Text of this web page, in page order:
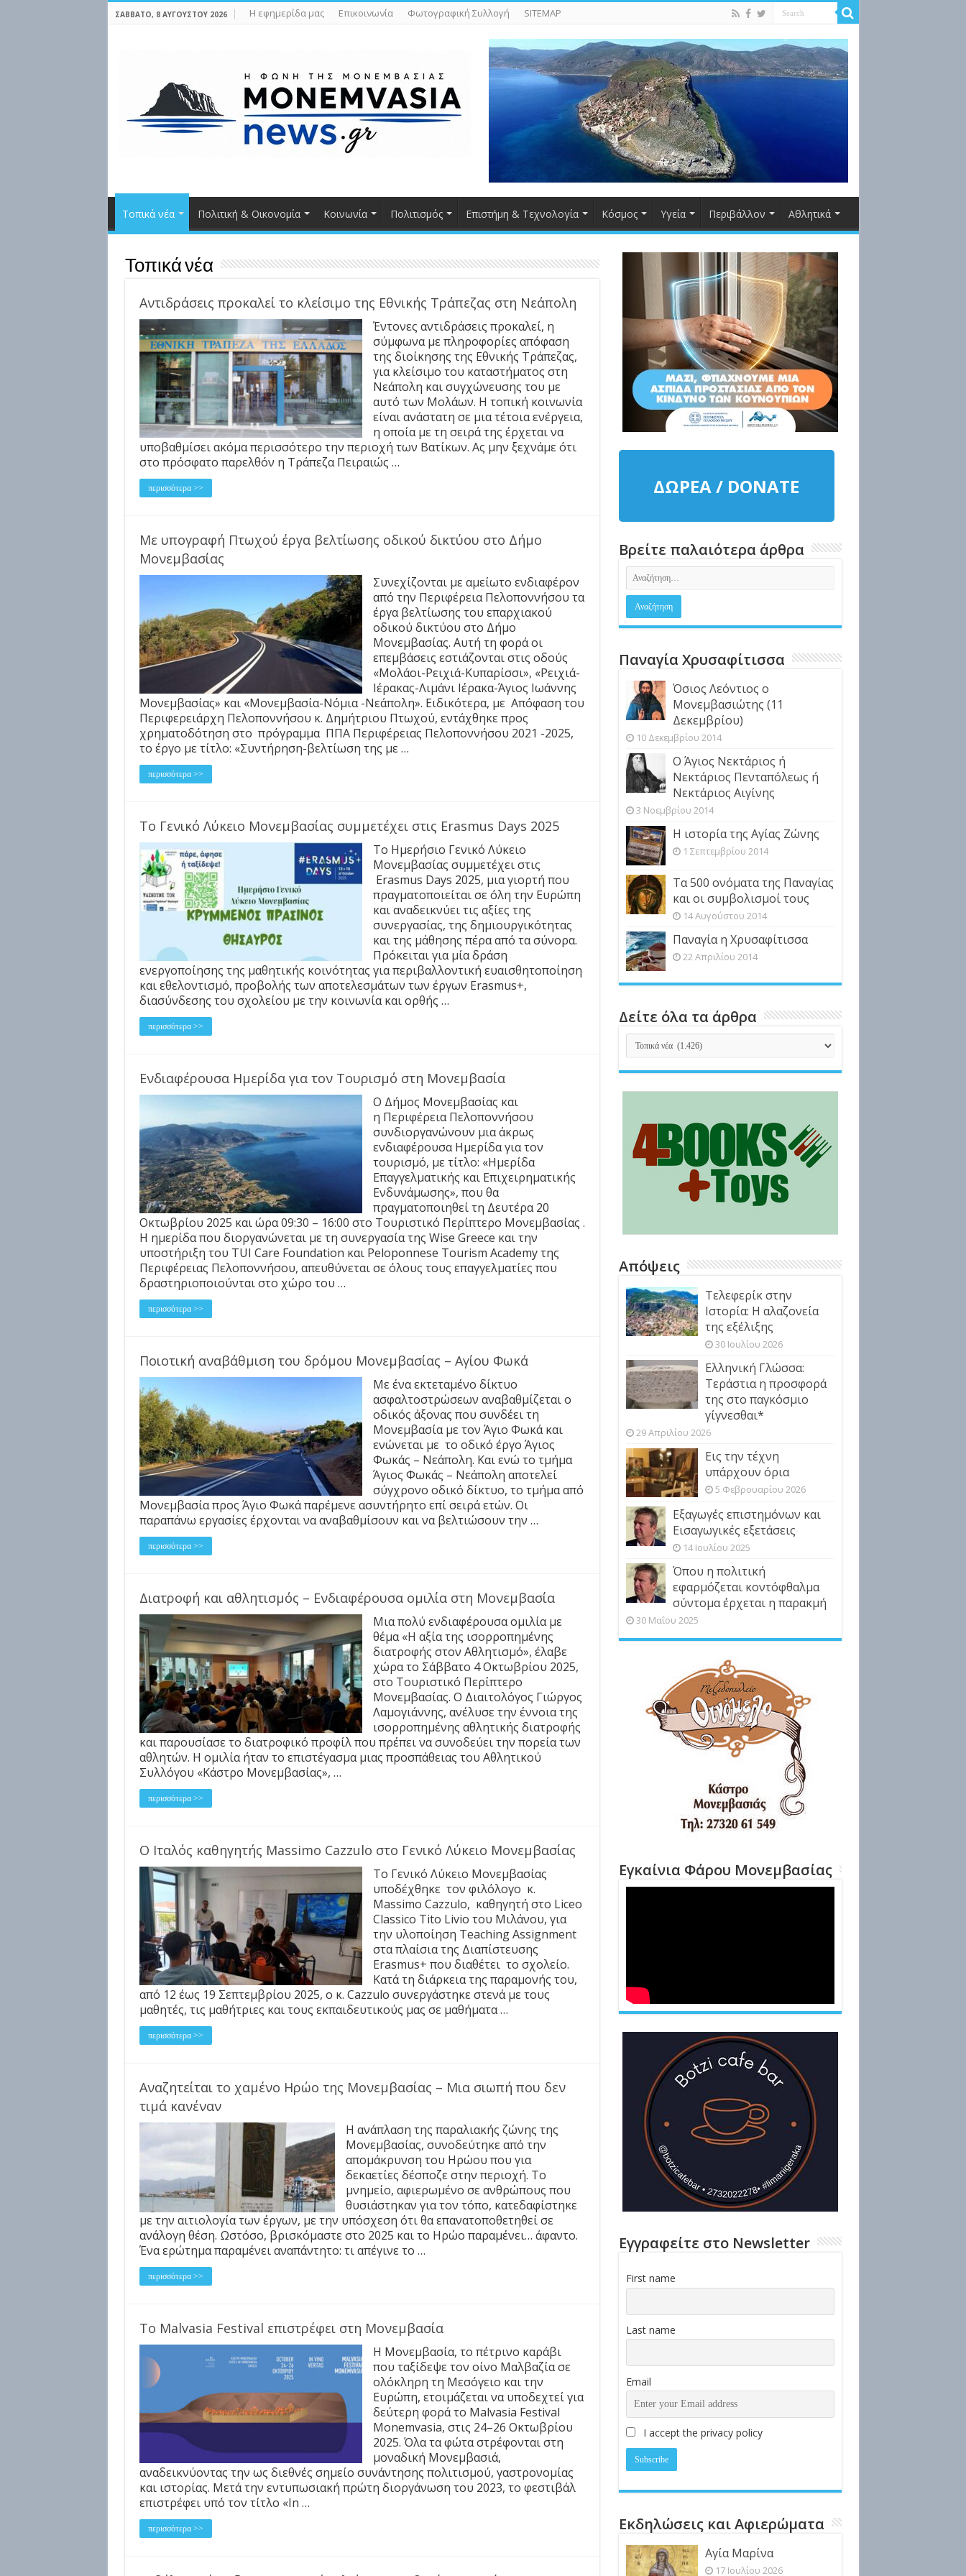
ΣΆΒΒΑΤΟ, 8 ΑΥΓΟΎΣΤΟΥ 2026 Η εφημερίδα μας Επικοινωνία Φωτογραφική Συλλογή SITEMAP
Τοπικά νέα Πολιτική & Οικονομία Κοινωνία Πολιτισμός Επιστήμη & Τεχνολογία Κόσμος Υγεία Περιβάλλον Αθλητικά
Τοπικά νέα
Αντιδράσεις προκαλεί το κλείσιμο της Εθνικής Τράπεζας στη Νεάπολη
Έντονες αντιδράσεις προκαλεί, η
σύμφωνα με πληροφορίες απόφαση
της διοίκησης της Εθνικής Τράπεζας,
για κλείσιμο του καταστήματος στη
Νεάπολη και συγχώνευσης του με
αυτό των Μολάων. Η τοπική κοινωνία
είναι ανάστατη σε μια τέτοια ενέργεια,
η οποία με τη σειρά της έρχεται να
υποβαθμίσει ακόμα περισσότερο την περιοχή των Βατίκων. Ας μην ξεχνάμε ότι
στο πρόσφατο παρελθόν η Τράπεζα Πειραιώς …
περισσότερα >>
Με υπογραφή Πτωχού έργα βελτίωσης οδικού δικτύου στο Δήμο
Μονεμβασίας
Συνεχίζονται με αμείωτο ενδιαφέρον
από την Περιφέρεια Πελοποννήσου τα
έργα βελτίωσης του επαρχιακού
οδικού δικτύου στο Δήμο
Μονεμβασίας. Αυτή τη φορά οι
επεμβάσεις εστιάζονται στις οδούς
«Μολάοι-Ρειχιά-Κυπαρίσσι», «Ρειχιά-
Ιέρακας-Λιμάνι Ιέρακα-Άγιος Ιωάννης
Μονεμβασίας» και «Μονεμβασία-Νόμια -Νεάπολη». Ειδικότερα, με Απόφαση του
Περιφερειάρχη Πελοποννήσου κ. Δημήτριου Πτωχού, εντάχθηκε προς
χρηματοδότηση στο πρόγραμμα ΠΠΑ Περιφέρειας Πελοποννήσου 2021 -2025,
το έργο με τίτλο: «Συντήρηση-βελτίωση της με …
περισσότερα >>
Το Γενικό Λύκειο Μονεμβασίας συμμετέχει στις Erasmus Days 2025
Το Ημερήσιο Γενικό Λύκειο
Μονεμβασίας συμμετέχει στις
Erasmus Days 2025, μια γιορτή που
πραγματοποιείται σε όλη την Ευρώπη
και αναδεικνύει τις αξίες της
συνεργασίας, της δημιουργικότητας
και της μάθησης πέρα από τα σύνορα.
Πρόκειται για μία δράση
ενεργοποίησης της μαθητικής κοινότητας για περιβαλλοντική ευαισθητοποίηση
και εθελοντισμό, προβολής των αποτελεσμάτων των έργων Erasmus+,
διασύνδεσης του σχολείου με την κοινωνία και ορθής …
περισσότερα >>
Ενδιαφέρουσα Ημερίδα για τον Τουρισμό στη Μονεμβασία
Ο Δήμος Μονεμβασίας και
η Περιφέρεια Πελοποννήσου
συνδιοργανώνουν μια άκρως
ενδιαφέρουσα Ημερίδα για τον
τουρισμό, με τίτλο: «Ημερίδα
Επαγγελματικής και Επιχειρηματικής
Ενδυνάμωσης», που θα
πραγματοποιηθεί τη Δευτέρα 20
Οκτωβρίου 2025 και ώρα 09:30 – 16:00 στο Τουριστικό Περίπτερο Μονεμβασίας .
Η ημερίδα που διοργανώνεται με τη συνεργασία της Wise Greece και την
υποστήριξη του TUI Care Foundation και Peloponnese Tourism Academy της
Περιφέρειας Πελοποννήσου, απευθύνεται σε όλους τους επαγγελματίες που
δραστηριοποιούνται στο χώρο του …
περισσότερα >>
Ποιοτική αναβάθμιση του δρόμου Μονεμβασίας – Αγίου Φωκά
Με ένα εκτεταμένο δίκτυο
ασφαλτοστρώσεων αναβαθμίζεται ο
οδικός άξονας που συνδέει τη
Μονεμβασία με τον Άγιο Φωκά και
ενώνεται με το οδικό έργο Άγιος
Φωκάς – Νεάπολη. Και ενώ το τμήμα
Άγιος Φωκάς – Νεάπολη αποτελεί
σύγχρονο οδικό δίκτυο, το τμήμα από
Μονεμβασία προς Άγιο Φωκά παρέμενε ασυντήρητο επί σειρά ετών. Οι
παραπάνω εργασίες έρχονται να αναβαθμίσουν και να βελτιώσουν την …
περισσότερα >>
Διατροφή και αθλητισμός – Ενδιαφέρουσα ομιλία στη Μονεμβασία
Μια πολύ ενδιαφέρουσα ομιλία με
θέμα «Η αξία της ισορροπημένης
διατροφής στον Αθλητισμό», έλαβε
χώρα το Σάββατο 4 Οκτωβρίου 2025,
στο Τουριστικό Περίπτερο
Μονεμβασίας. Ο Διαιτολόγος Γιώργος
Λαμογιάννης, ανέλυσε την έννοια της
ισορροπημένης αθλητικής διατροφής
και παρουσίασε το διατροφικό προφίλ που πρέπει να συνοδεύει την πορεία των
αθλητών. Η ομιλία ήταν το επιστέγασμα μιας προσπάθειας του Αθλητικού
Συλλόγου «Κάστρο Μονεμβασίας», …
περισσότερα >>
Ο Ιταλός καθηγητής Massimo Cazzulo στο Γενικό Λύκειο Μονεμβασίας
Το Γενικό Λύκειο Μονεμβασίας
υποδέχθηκε τον φιλόλογο κ.
Μassimo Cazzulο, καθηγητή στο Liceo
Classico Tito Livio του Μιλάνου, για
την υλοποίηση Teaching Assignment
στα πλαίσια της Διαπίστευσης
Erasmus+ που διαθέτει το σχολείο.
Κατά τη διάρκεια της παραμονής του,
από 12 έως 19 Σεπτεμβρίου 2025, ο κ. Cazzulo συνεργάστηκε στενά με τους
μαθητές, τις μαθήτριες και τους εκπαιδευτικούς μας σε μαθήματα …
περισσότερα >>
Αναζητείται το χαμένο Ηρώο της Μονεμβασίας – Μια σιωπή που δεν
τιμά κανέναν
Η ανάπλαση της παραλιακής ζώνης της
Μονεμβασίας, συνοδεύτηκε από την
απομάκρυνση του Ηρώου που για
δεκαετίες δέσποζε στην περιοχή. Το
μνημείο, αφιερωμένο σε ανθρώπους που
θυσιάστηκαν για τον τόπο, κατεδαφίστηκε
με την αιτιολογία των έργων, με την υπόσχεση ότι θα επανατοποθετηθεί σε
ανάλογη θέση. Ωστόσο, βρισκόμαστε στο 2025 και το Ηρώο παραμένει… άφαντο.
Ένα ερώτημα παραμένει αναπάντητο: τι απέγινε το …
περισσότερα >>
Το Malvasia Festival επιστρέφει στη Μονεμβασία
Η Μονεμβασία, το πέτρινο καράβι
που ταξίδεψε τον οίνο Μαλβαζία σε
ολόκληρη τη Μεσόγειο και την
Ευρώπη, ετοιμάζεται να υποδεχτεί για
δεύτερη φορά το Malvasia Festival
Monemvasia, στις 24–26 Οκτωβρίου
2025. Όλα τα φώτα στρέφονται στη
μοναδική Μονεμβασιά,
αναδεικνύοντας την ως διεθνές σημείο συνάντησης πολιτισμού, γαστρονομίας
και ιστορίας. Μετά την εντυπωσιακή πρώτη διοργάνωση του 2023, το φεστιβάλ
επιστρέφει υπό τον τίτλο «In …
περισσότερα >>
ΔΩΡΕΑ / DONATE
Βρείτε παλαιότερα άρθρα
Παναγία Χρυσαφίτισσα
Όσιος Λεόντιος ο
Μονεμβασιώτης (11
Δεκεμβρίου)
10 Δεκεμβρίου 2014
Ο Άγιος Νεκτάριος ή
Νεκτάριος Πενταπόλεως ή
Νεκτάριος Αιγίνης
3 Νοεμβρίου 2014
Η ιστορία της Αγίας Ζώνης
1 Σεπτεμβρίου 2014
Τα 500 ονόματα της Παναγίας
και οι συμβολισμοί τους
14 Αυγούστου 2014
Παναγία η Χρυσαφίτισσα
22 Απριλίου 2014
Δείτε όλα τα άρθρα
Δείτε
όλα
τα
άρθρα
Απόψεις
Τελεφερίκ στην
Ιστορία: Η αλαζονεία
της εξέλιξης
30 Ιουλίου 2026
Ελληνική Γλώσσα:
Τεράστια η προσφορά
της στο παγκόσμιο
γίγνεσθαι*
29 Απριλίου 2026
Εις την τέχνη
υπάρχουν όρια
5 Φεβρουαρίου 2026
Εξαγωγές επιστημόνων και
Εισαγωγικές εξετάσεις
14 Ιουλίου 2025
Όπου η πολιτική
εφαρμόζεται κοντόφθαλμα
σύντομα έρχεται η παρακμή
30 Μαΐου 2025
Εγκαίνια Φάρου Μονεμβασίας
Εγγραφείτε στο Newsletter
First name
Last name
Email
I accept the privacy policy
Εκδηλώσεις και Αφιερώματα
Αγία Μαρίνα
17 Ιουλίου 2026